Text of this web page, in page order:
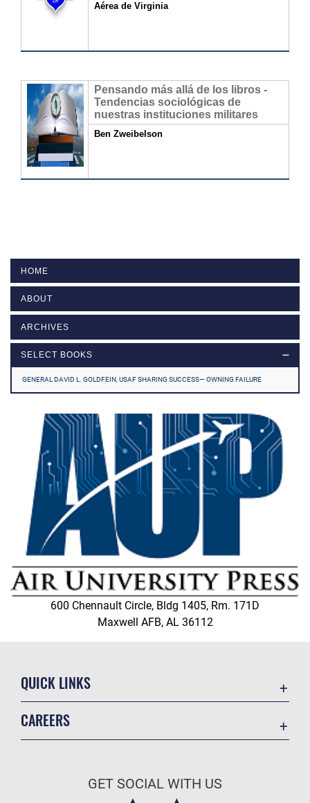
Aérea de Virginia
Pensando más allá de los libros -
Tendencias sociológicas de
nuestras instituciones militares
Ben Zweibelson
HOME
ABOUT
ARCHIVES
SELECT BOOKS
GENERAL DAVID L. GOLDFEIN, USAF SHARING SUCCESS— OWNING FAILURE
600 Chennault Circle, Bldg 1405, Rm. 171D
Maxwell AFB, AL 36112
QUICK LINKS
CAREERS
Air Force Careers
GET SOCIAL WITH US